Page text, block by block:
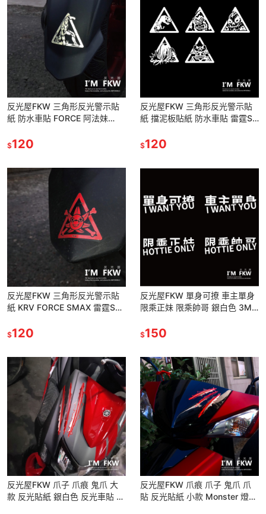
反光屋FKW 三角形反光警示貼
紙 防水車貼 FORCE 阿法妹
JETSL通用
$120
反光屋FKW 三角形反光警示貼
紙 擋泥板貼紙 防水車貼 雷霆S
DRG 通用
$120
反光屋FKW 三角形反光警示貼
紙 KRV FORCE SMAX 雷霆S
規造型車
$120
反光屋FKW 單身可撩 車主單身
限乘正妹 限乘帥哥 銀白色 3M
貼紙 汽車貼紙
$150
反光屋FKW 爪子 爪痕 鬼爪 大
款 反光貼紙 銀白色 反光車貼 機
反光屋FKW 爪痕 爪子 鬼爪 爪
貼 反光貼紙 小款 Monster 燈眉